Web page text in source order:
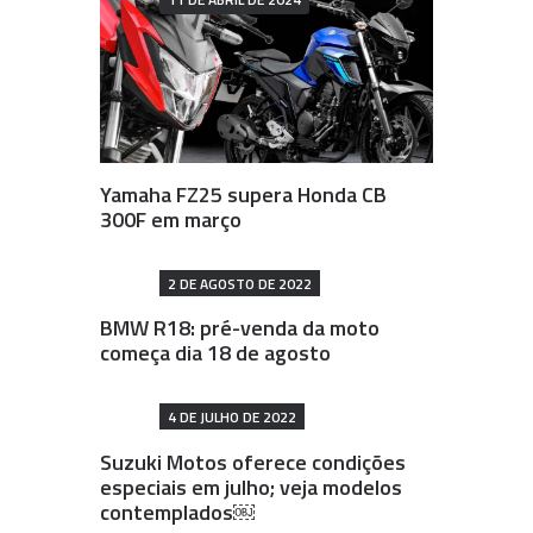
Yamaha FZ25 supera Honda CB
300F em março
2 DE AGOSTO DE 2022
BMW R18: pré-venda da moto
começa dia 18 de agosto
4 DE JULHO DE 2022
Suzuki Motos oferece condições
especiais em julho; veja modelos
contemplados￼